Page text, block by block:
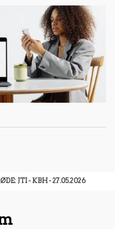
JTI - KBH - 27.05.2026